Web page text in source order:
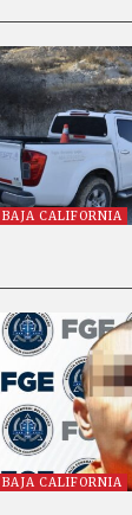
BAJA CALIFORNIA
BAJA CALIFORNIA